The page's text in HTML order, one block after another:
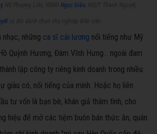
, NS Phượng Liên, NSND Ngọc Giàu
những ca sĩ cải lương nổi tiếng như Mỹ
Quỳnh Hương, Đàm Vĩnh Hưng… ngoài đam
lập công ty riêng kinh doanh trong nhiều
giàu có, nổi tiếng của mình. Hoặc họ liên
tư vốn là bạn bè, khán giả thâm tình, cho
hiệu để mở các tiệm buôn bán thức ăn, quán